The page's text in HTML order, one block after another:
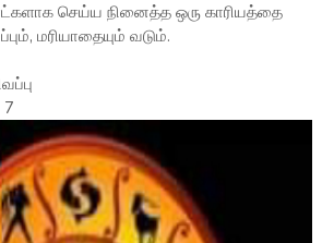
செய்ய நினைத்த ஒரு காரியத்தை
மரியாதையும் வடும்.